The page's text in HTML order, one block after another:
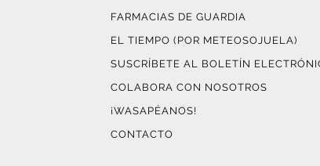
FARMACIAS DE GUARDIA
EL TIEMPO (POR METEOSOJUELA)
SUSCRÍBETE AL BOLETÍN
COLABORA CON NOSOTROS
¡WASAPÉANOS!
CONTACTO